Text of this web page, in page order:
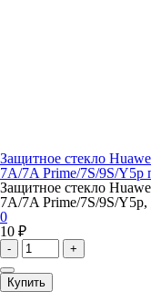
Защитное стекло
7A/7A Prime/7S/9S/Y5p
Защитное стекло
7A/7A Prime/7S/9S/Y5p,
0
10 ₽
- +
Купить